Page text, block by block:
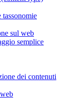
sul web
semplice
dei contenuti